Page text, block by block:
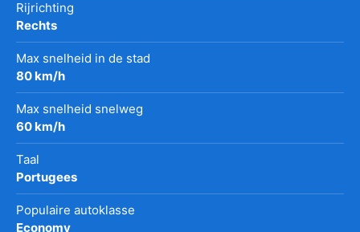
Rijrichting
Rechts
Max snelheid in de stad
80 km/h
Max snelheid snelweg
60 km/h
Taal
Portugees
Populaire autoklasse
Economy